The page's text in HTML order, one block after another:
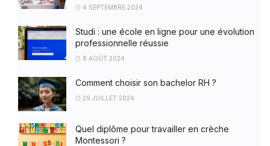
4 SEPTEMBRE 2024
Studi : une école en ligne pour une évolution
professionnelle réussie
8 AOÛT 2024
Comment choisir son bachelor RH ?
29 JUILLET 2024
Quel diplôme pour travailler en crèche
Montessori ?